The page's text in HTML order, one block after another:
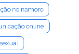
no namoro
online